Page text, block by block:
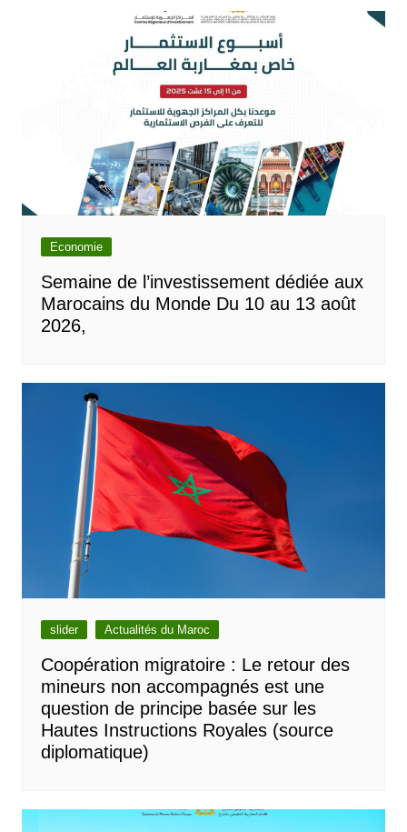
Economie
Semaine de l’investissement dédiée aux
Marocains du Monde Du 10 au 13 août
2026,
slider Actualités du Maroc
Coopération migratoire : Le retour des
mineurs non accompagnés est une
question de principe basée sur les
Hautes Instructions Royales (source
diplomatique)